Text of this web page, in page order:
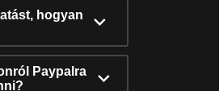
hogyan
Paypalra